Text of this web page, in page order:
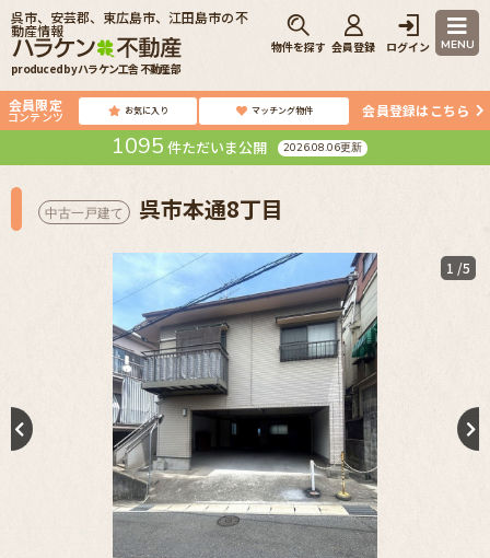
produced by ハラケン工舎 不動産部
呉市、安芸郡、東広島市、江田島市の不
動産情報
物件を探す 会員登録 ログイン MENU
会員限定
コンテンツ お気に入り マッチング物件 会員登録はこちら
1095 件ただいま公開 2026.08.06更新
中古一戸建て 呉市本通8丁目
1 /5